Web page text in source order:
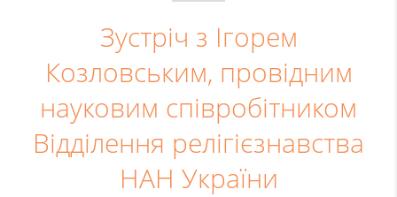
Зустріч з Ігорем
Козловським, провідним
науковим співробітником
Відділення релігієзнавства
НАН України